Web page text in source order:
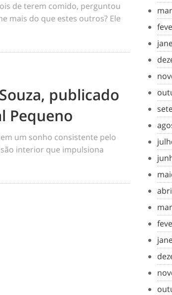
de terem comido, perguntou
mais do que estes outros? Ele
publicado
Pequeno
tem um sonho consistente pelo
interior que impulsiona